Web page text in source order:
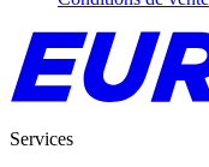
Services